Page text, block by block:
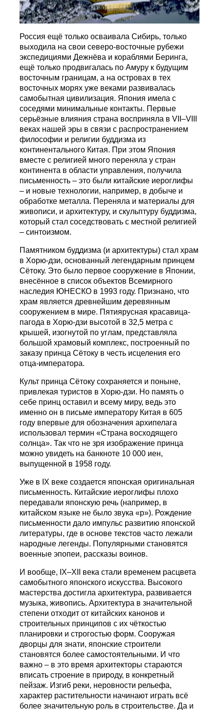
Россия ещё только осваивала Сибирь, только
выходила на свои северо-восточные рубежи
экспедициями Дежнёва и кораблями Беринга,
ещё только продвигалась по Амуру к будущим
восточным границам, а на островах в тех
восточных морях уже веками развивалась
самобытная цивилизация. Япония имела с
соседями минимальные контакты. Первые
серьёзные влияния страна восприняла в VII–VIII
веках нашей эры в связи с распространением
философии и религии буддизма из
континентального Китая. При этом Япония
вместе с религией много переняла у стран
континента в области управления, получила
письменность – это были китайские иероглифы
– и новые технологии, например, в добыче и
обработке металла. Переняла и материалы для
живописи, и архитектуру, и скульптуру буддизма,
который стал соседствовать с местной религией
– синтоизмом.
Памятником буддизма (и архитектуры) стал храм
в Хорю-дзи, основанный легендарным принцем
Сётоку. Это было первое сооружение в Японии,
внесённое в список объектов Всемирного
наследия ЮНЕСКО в 1993 году. Признано, что
храм является древнейшим деревянным
сооружением в мире. Пятиярусная красавица-
пагода в Хорю-дзи высотой в 32,5 метра с
крышей, изогнутой по углам, представляла
большой храмовый комплекс, построенный по
заказу принца Сётоку в честь исцеления его
отца-императора.
Культ принца Сётоку сохраняется и поныне,
привлекая туристов в Хорю-дзи. Но память о
себе принц оставил и всему миру, ведь это
именно он в письме императору Китая в 605
году впервые для обозначения архипелага
использовал термин «Страна восходящего
солнца». Так что не зря изображение принца
можно увидеть на банкноте 10 000 иен,
выпущенной в 1958 году.
Уже в IX веке создается японская оригинальная
письменность. Китайские иероглифы плохо
передавали японскую речь (например, в
китайском языке не было звука «р»). Рождение
письменности дало импульс развитию японской
литературы, где в основе текстов часто лежали
народные легенды. Популярными становятся
военные эпопеи, рассказы воинов.
И вообще, IX–XII века стали временем расцвета
самобытного японского искусства. Высокого
мастерства достигла архитектура, развивается
музыка, живопись. Архитектура в значительной
степени отходит от китайских канонов и
строительных принципов с их чёткостью
планировки и строгостью форм. Сооружая
дворцы для знати, японские строители
становятся более самостоятельными. И что
важно – в это время архитекторы стараются
вписать строение в природу, в конкретный
пейзаж. Изгиб реки, неровности рельефа,
характер растительности начинают играть всё
более значительную роль в строительстве. Да и